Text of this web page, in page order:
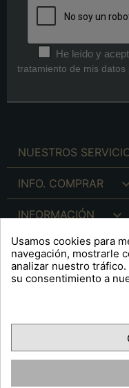
He leído y
tratamiento de mis datos
NUESTROS
INFO. COMPRAR
INFORMACIÓN 
INFO. LEGAL 
OPINIONES
Usamos cookies para
navegación, mostrarle
analizar nuestro tráfico.
su consentimiento a